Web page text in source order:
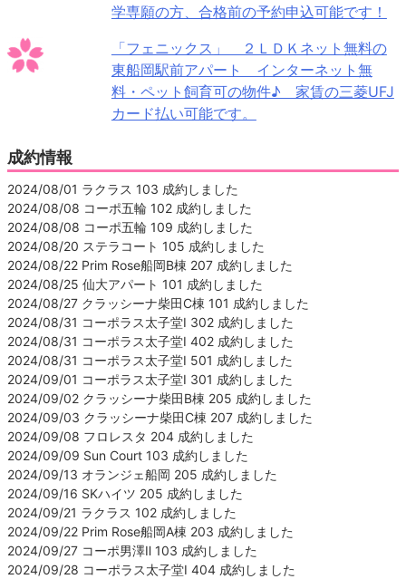
学専願の方、合格前の予約申込可能です！
「フェニックス」 ２ＬＤＫネット無料の
東船岡駅前アパート インターネット無
料・ペット飼育可の物件♪ 家賃の三菱UFJ
カード払い可能です。
成約情報
2024/08/01 ラクラス 103 成約しました
2024/08/08 コーポ五輪 102 成約しました
2024/08/08 コーポ五輪 109 成約しました
2024/08/20 ステラコート 105 成約しました
2024/08/22 Prim Rose船岡B棟 207 成約しました
2024/08/25 仙大アパート 101 成約しました
2024/08/27 クラッシーナ柴田C棟 101 成約しました
2024/08/31 コーポラス太子堂Ⅰ 302 成約しました
2024/08/31 コーポラス太子堂Ⅰ 402 成約しました
2024/08/31 コーポラス太子堂Ⅰ 501 成約しました
2024/09/01 コーポラス太子堂Ⅰ 301 成約しました
2024/09/02 クラッシーナ柴田B棟 205 成約しました
2024/09/03 クラッシーナ柴田C棟 207 成約しました
2024/09/08 フロレスタ 204 成約しました
2024/09/09 Sun Court 103 成約しました
2024/09/13 オランジェ船岡 205 成約しました
2024/09/16 SKハイツ 205 成約しました
2024/09/21 ラクラス 102 成約しました
2024/09/22 Prim Rose船岡A棟 203 成約しました
2024/09/27 コーポ男澤Ⅱ 103 成約しました
2024/09/28 コーポラス太子堂Ⅰ 404 成約しました